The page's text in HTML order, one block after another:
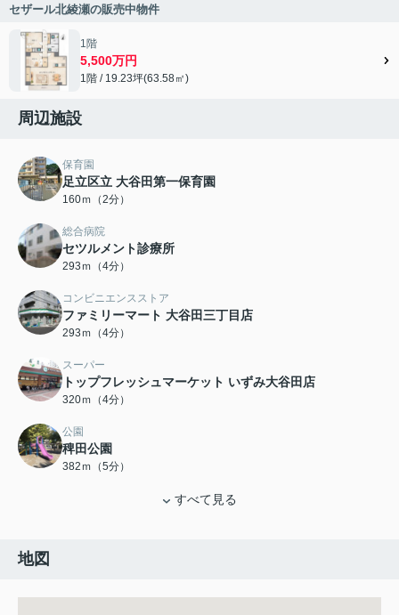
セザール北綾瀬の販売中物件
1階
5,500万円
1階 / 19.23坪(63.58㎡)
周辺施設
保育園
足立区立 大谷田第一保育園
160ｍ（2分）
総合病院
セツルメント診療所
293ｍ（4分）
コンビニエンスストア
ファミリーマート 大谷田三丁目店
293ｍ（4分）
スーパー
トップフレッシュマーケット いずみ大谷田店
320ｍ（4分）
公園
稗田公園
382ｍ（5分）
すべて見る
地図